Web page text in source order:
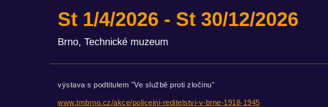
St 1/4/2026 St 30/12/2026
Brno, Technické muzeum
výstava s podtitulem "Ve službě proti zločinu"
www.tmbrno.cz/akce/policejni-reditelstvi-v-brne-1918-1945